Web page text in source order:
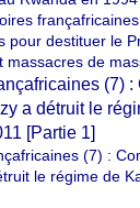
pour destituer le
massacres de
(7)
a détruit le
[Partie 1]
(7) :
le régime de